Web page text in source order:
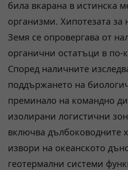
била вкарана в истинска
организми. Хипотезата за
Земя се опровергава от
органични остатъци в по-
Според наличните
поддържането на
преминало на командно
изолирани логистични
включва дълбоководните
извори на океанското
геотермални системи